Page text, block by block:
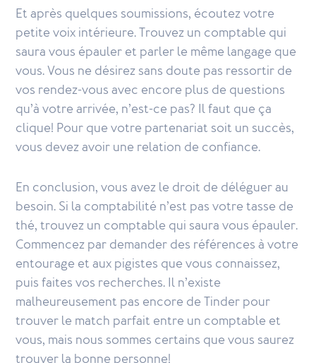
Et après quelques soumissions, écoutez votre
petite voix intérieure. Trouvez un comptable qui
saura vous épauler et parler le même langage que
vous. Vous ne désirez sans doute pas ressortir de
vos rendez-vous avec encore plus de questions
qu’à votre arrivée, n’est-ce pas? Il faut que ça
clique! Pour que votre partenariat soit un succès,
vous devez avoir une relation de confiance.
En conclusion, vous avez le droit de déléguer au
besoin. Si la comptabilité n’est pas votre tasse de
thé, trouvez un comptable qui saura vous épauler.
Commencez par demander des références à votre
entourage et aux pigistes que vous connaissez,
puis faites vos recherches. Il n’existe
malheureusement pas encore de Tinder pour
trouver le match parfait entre un comptable et
vous, mais nous sommes certains que vous saurez
trouver la bonne personne!